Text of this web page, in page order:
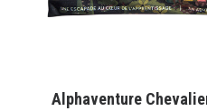
AJOUTER
Alphaventure